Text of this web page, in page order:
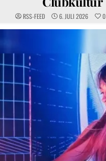
RSS-FEED 6. JULI 2026 0